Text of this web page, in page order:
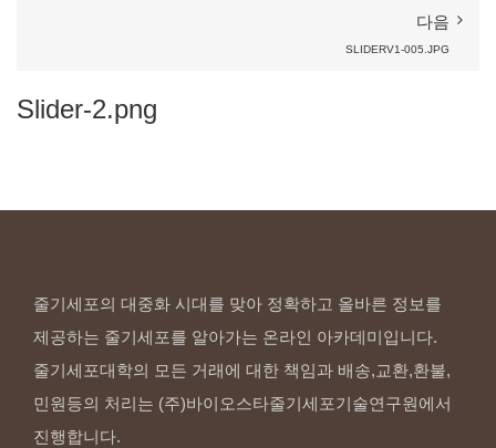
다음
SLIDERV1-005.JPG
Slider-2.png
줄기세포의 대중화 시대를 맞아 정확하고 올바른 정보를
제공하는 줄기세포를 알아가는 온라인 아카데미입니다.
줄기세포대학의 모든 거래에 대한 책임과 배송,교환,환불,
민원등의 처리는 (주)바이오스타줄기세포기술연구원에서
진행합니다.